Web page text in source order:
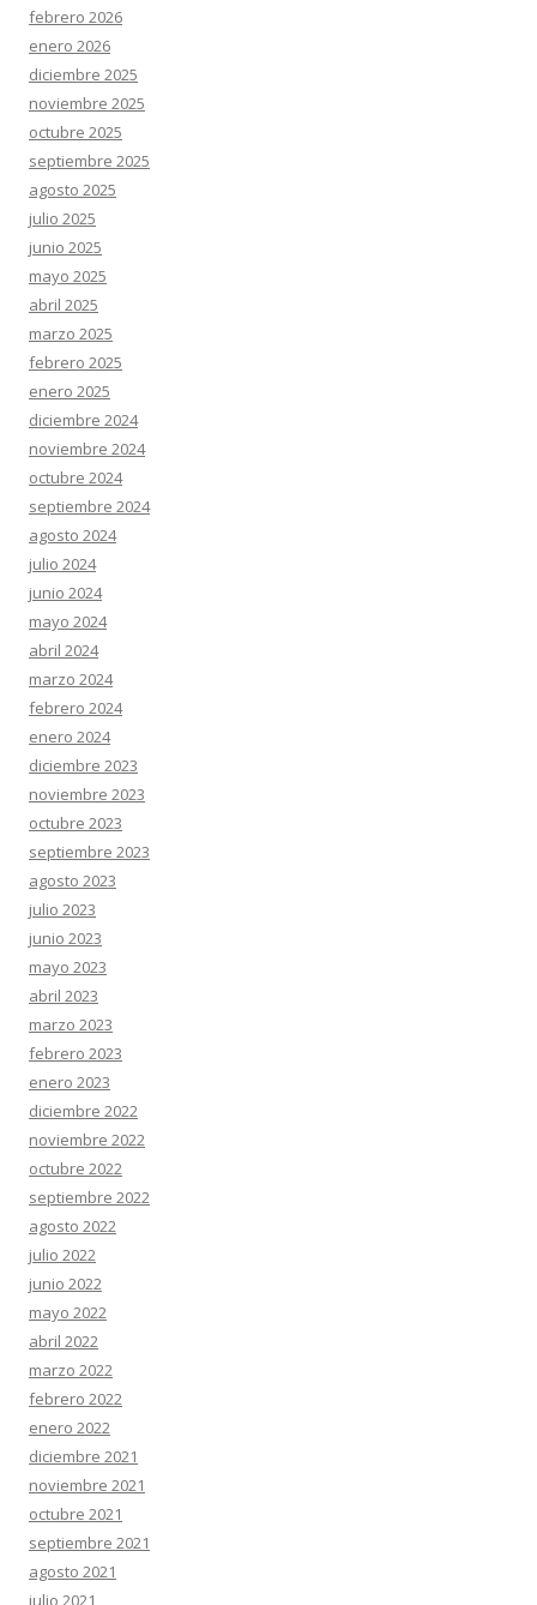
febrero 2026
enero 2026
diciembre 2025
noviembre 2025
octubre 2025
septiembre 2025
agosto 2025
julio 2025
junio 2025
mayo 2025
abril 2025
marzo 2025
febrero 2025
enero 2025
diciembre 2024
noviembre 2024
octubre 2024
septiembre 2024
agosto 2024
julio 2024
junio 2024
mayo 2024
abril 2024
marzo 2024
febrero 2024
enero 2024
diciembre 2023
noviembre 2023
octubre 2023
septiembre 2023
agosto 2023
julio 2023
junio 2023
mayo 2023
abril 2023
marzo 2023
febrero 2023
enero 2023
diciembre 2022
noviembre 2022
octubre 2022
septiembre 2022
agosto 2022
julio 2022
junio 2022
mayo 2022
abril 2022
marzo 2022
febrero 2022
enero 2022
diciembre 2021
noviembre 2021
octubre 2021
septiembre 2021
agosto 2021
julio 2021